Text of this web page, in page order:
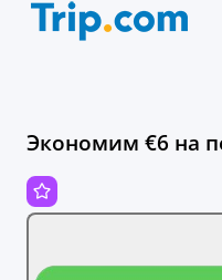
Экономим €6 на